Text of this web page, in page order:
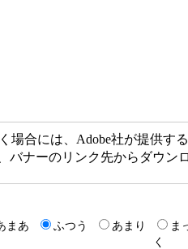
合には、Adobe社が提供する
バナーのリンク先からダウン
まあ ふつう あまり
ま
く